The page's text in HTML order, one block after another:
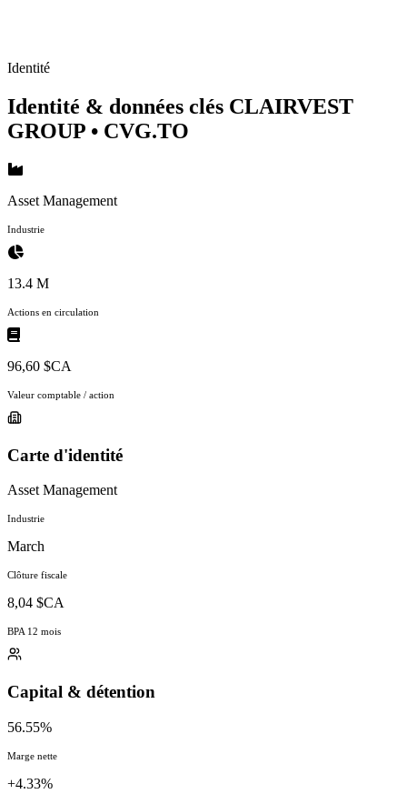
Identité
Identité & données clés CLAIRVEST
GROUP • CVG.TO
Asset Management
Industrie
13.4 M
Actions en circulation
96,60 $CA
Valeur comptable / action
Carte d'identité
Asset Management
Industrie
March
Clôture fiscale
8,04 $CA
BPA 12 mois
Capital & détention
56.55%
Marge nette
+4.33%